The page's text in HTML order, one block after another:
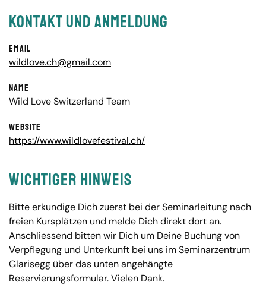
Kontakt und Anmeldung
Email
wildlove.ch@gmail.com
Name
Wild Love Switzerland Team
Website
https://www.wildlovefestival.ch/
Wichtiger Hinweis
Bitte erkundige Dich zuerst bei der Seminarleitung nach
freien Kursplätzen und melde Dich direkt dort an.
Anschliessend bitten wir Dich um Deine Buchung von
Verpflegung und Unterkunft bei uns im Seminarzentrum
Glarisegg über das unten angehängte
Reservierungsformular. Vielen Dank.